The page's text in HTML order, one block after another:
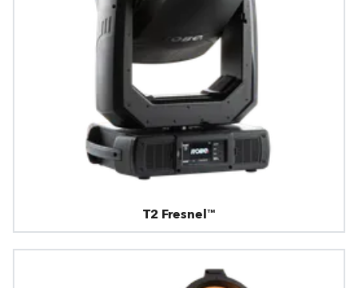
T2 Fresnel™